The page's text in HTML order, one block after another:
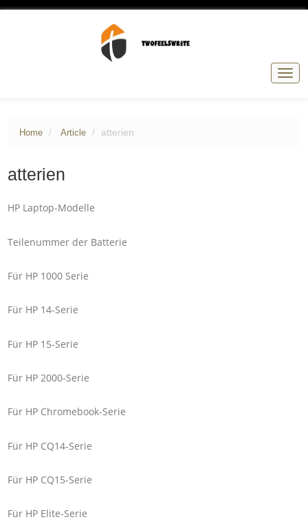
Home Article atterien
atterien
HP Laptop-Modelle
Teilenummer der Batterie
Für HP 1000 Serie
Für HP 14-Serie
Für HP 15-Serie
Für HP 2000-Serie
Für HP Chromebook-Serie
Für HP CQ14-Serie
Für HP CQ15-Serie
Für HP Elite-Serie